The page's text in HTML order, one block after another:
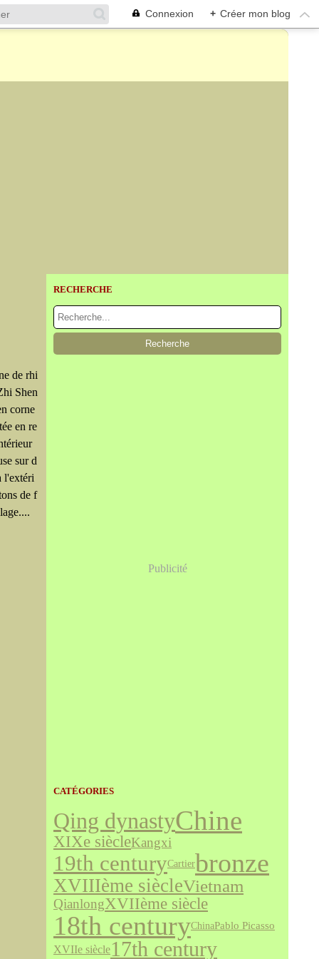
Connexion + Créer mon blog
de rhi
Shen
corne
en re
sur d
l'extéri
de f
RECHERCHE
Publicité
CATÉGORIES
Qing dynastyChine
XIXe siècleKangxi
19th centuryCartierbronze
XVIIIème siècleVietnam
QianlongXVIIème siècle
18th centuryChinaPablo Picasso
XVIIe siècle17th century